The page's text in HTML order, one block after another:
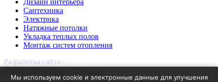
Дизайн интерьера
Сантехника
Электрика
Натяжные потолки
Укладка теплых полов
Монтаж систем отопления
Разработка сайта -
Мы используем cookie и электронные данные для улучшения